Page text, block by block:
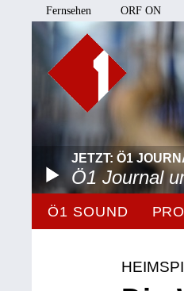
Fernsehen ORF ON
JETZT: Ö1
Ö1 Journal
Ö1 SOUND